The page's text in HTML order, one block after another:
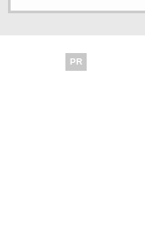
PR